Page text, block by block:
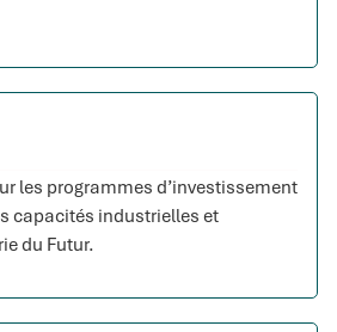
les programmes d’investissement
capacités industrielles et
du Futur.